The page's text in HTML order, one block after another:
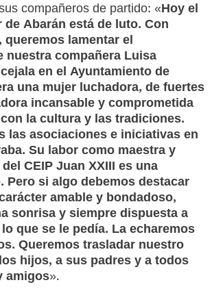
compañeros de partido: «Hoy el
Abarán está de luto. Con
lamentar el
nuestra compañera Luisa
en el Ayuntamiento de
una mujer luchadora, de fuertes
incansable y comprometida
la cultura y las tradiciones.
las asociaciones e iniciativas en
Su labor como maestra y
CEIP Juan XXIII es una
Pero si algo debemos destacar
amable y bondadoso,
sonrisa y siempre dispuesta a
que se le pedía. La echaremos
Queremos trasladar nuestro
hijos, a sus padres y a todos
amigos».